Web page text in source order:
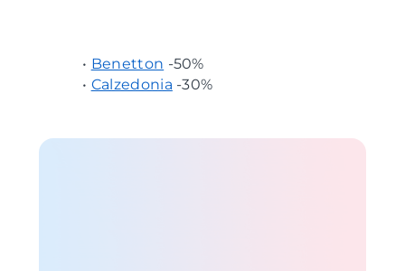
• Benetton -50%
• Calzedonia -30%